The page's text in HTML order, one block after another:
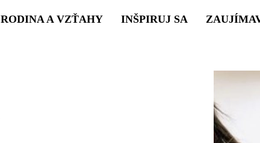
RODINA A VZŤAHY INŠPIRUJ SA